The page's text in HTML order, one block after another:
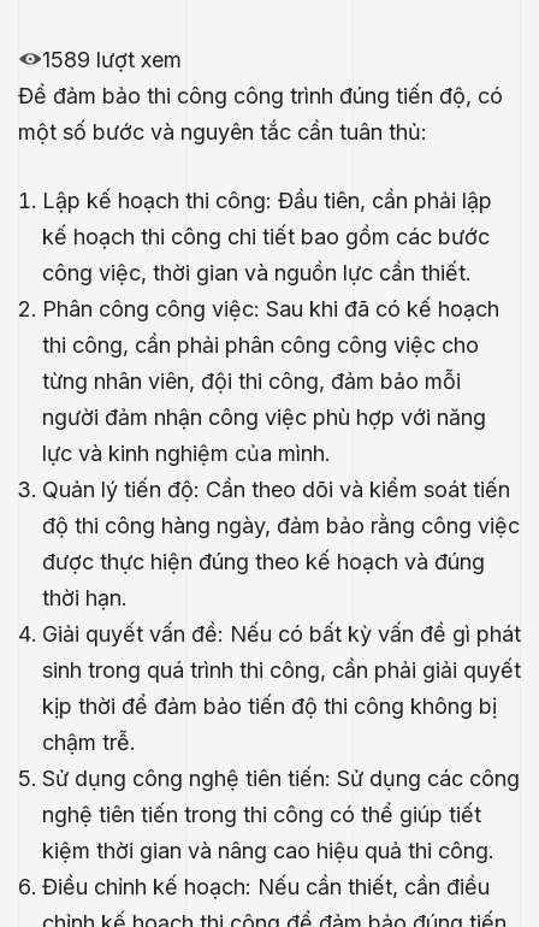
1589 lượt xem
Để đảm bảo thi công công trình đúng tiến độ, có
một số bước và nguyên tắc cần tuân thủ:
Lập kế hoạch thi công: Đầu tiên, cần phải lập
kế hoạch thi công chi tiết bao gồm các bước
công việc, thời gian và nguồn lực cần thiết.
Phân công công việc: Sau khi đã có kế hoạch
thi công, cần phải phân công công việc cho
từng nhân viên, đội thi công, đảm bảo mỗi
người đảm nhận công việc phù hợp với năng
lực và kinh nghiệm của mình.
Quản lý tiến độ: Cần theo dõi và kiểm soát tiến
độ thi công hàng ngày, đảm bảo rằng công việc
được thực hiện đúng theo kế hoạch và đúng
thời hạn.
Giải quyết vấn đề: Nếu có bất kỳ vấn đề gì phát
sinh trong quá trình thi công, cần phải giải quyết
kịp thời để đảm bảo tiến độ thi công không bị
chậm trễ.
Sử dụng công nghệ tiên tiến: Sử dụng các công
nghệ tiên tiến trong thi công có thể giúp tiết
kiệm thời gian và nâng cao hiệu quả thi công.
Điều chỉnh kế hoạch: Nếu cần thiết, cần điều